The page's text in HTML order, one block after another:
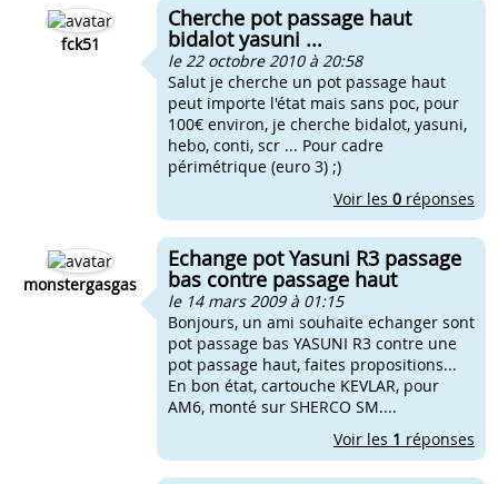
fck51
Cherche pot passage haut
bidalot yasuni ...
le 22 octobre 2010 à 20:58
Salut je cherche un pot passage haut
peut importe l'état mais sans poc, pour
100€ environ, je cherche bidalot, yasuni,
hebo, conti, scr ... Pour cadre
périmétrique (euro 3) ;)
Voir les 0 réponses
monstergasgas
Echange pot Yasuni R3 passage
bas contre passage haut
le 14 mars 2009 à 01:15
Bonjours, un ami souhaite echanger sont
pot passage bas YASUNI R3 contre une
pot passage haut, faites propositions...
En bon état, cartouche KEVLAR, pour
AM6, monté sur SHERCO SM....
Voir les 1 réponses